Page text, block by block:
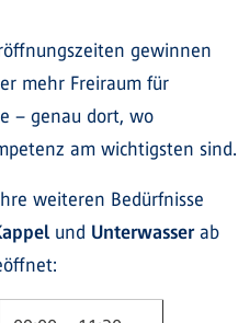
gewinnen
mehr Freiraum für
– genau dort, wo
am wichtigsten sind.
weiteren Bedürfnisse
und Unterwasserab